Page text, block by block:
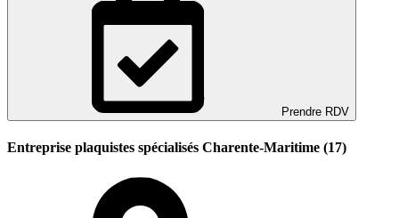
Prendre RDV
Entreprise plaquistes spécialisés Charente-Maritime (17)